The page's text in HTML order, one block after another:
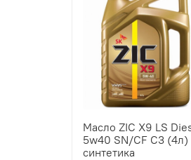
Масло ZIC X9 LS
5w40 SN/CF C3 (4л)
синтетика